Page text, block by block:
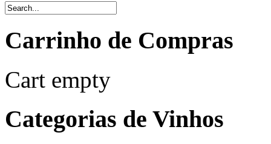
Carrinho de Compras
Cart empty
Categorias de Vinhos